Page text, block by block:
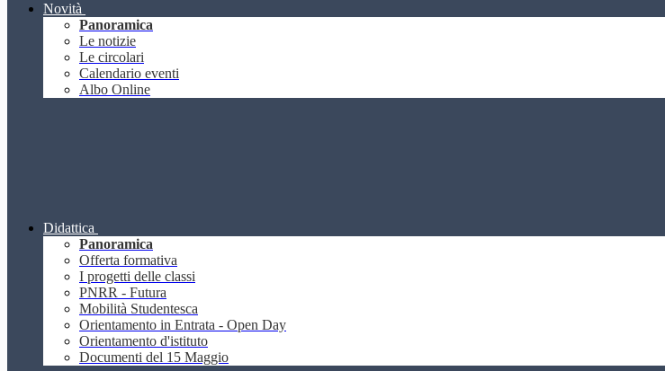
Novità
Panoramica
Le notizie
Le circolari
Calendario eventi
Albo Online
Didattica
Panoramica
Offerta formativa
I progetti delle classi
PNRR - Futura
Mobilità Studentesca
Orientamento in Entrata - Open Day
Orientamento d'istituto
Documenti del 15 Maggio